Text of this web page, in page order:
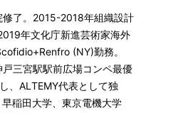
了。2015-2018年組織設計
年文化庁新進芸術家海外
(NY)勤務。
三宮駅駅前広場コンペ最優
、ALTEMY代表として独
稲田大学、東京電機大学